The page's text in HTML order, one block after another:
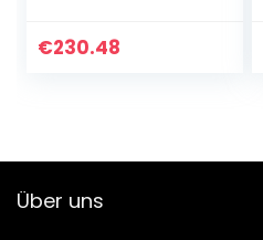
Lautsprecher, 32
€230.48
Über uns